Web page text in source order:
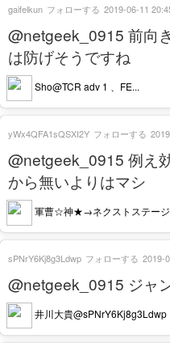
@netgeek_0915 前向
は防げそうですね
Sho@TCR adv 1 、FE...
gaifelkun フォローする 2019-06-11
@netgeek_0915 例え
から無いよりはマシ
軍曹☆神★→ネクストステージ
yWx4QFA1sQSXI2Y フォローする
@netgeek_0915 ジャ
井川大貴@sPNrY6Kj8g3Ldwp
sPNrY6Kj8g3Ldwp フォローする 2019-